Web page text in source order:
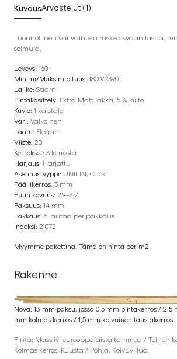
KuvausArvostelut (1)
Luonnollinen värivaihtelu ruskea sydän läsnä,
solmuja.
Leveys: 160
Minimi/Maksimipituus: 1800/2390
Lajike: Saarni
Pintakäsittely: Extra Matt lakka, 5 % kiilto
Kuvio: 1 kaistale
Väri: Valkoinen
Laatu: Elegant
Viiste: 2B
Kerrokset: 3 kerrosta
Harjaus: Harjattu
Asennustyyppi: UNILIN, Click
Päällikerros: 3 mm
Puun kovuus: 2.9–3.7
Paksuus: 14 mm
Pakkaus: 6 lautaa per pakkaus
Indeksi: 21072
Myymme pakettina. Tämä on hinta per m2.
Rakenne
Nova, 13 mm paksu, jossa 0,5 mm pintakerros / 2,5
mm kolmas kerros / 1,5 mm koivuinen taustakerros
Pinta: Massiivi eurooppalaista tammea / Toinen
Kolmas kerros: Kuusta / Pohja: Koivuviilua